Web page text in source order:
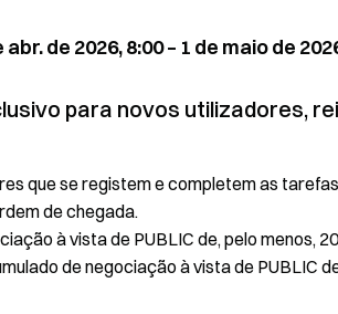
de 2026, 8:00 – 1 de maio de
para novos utilizadores,
que se registem e completem as
de chegada.
à vista de PUBLIC de, pelo menos,
de negociação à vista de PUBLIC